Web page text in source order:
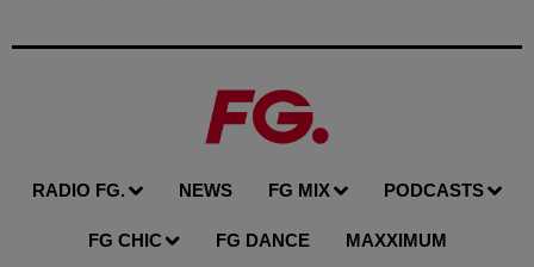
RADIO FG. NEWS FG MIX PODCASTS
FG CHIC FG DANCE MAXXIMUM